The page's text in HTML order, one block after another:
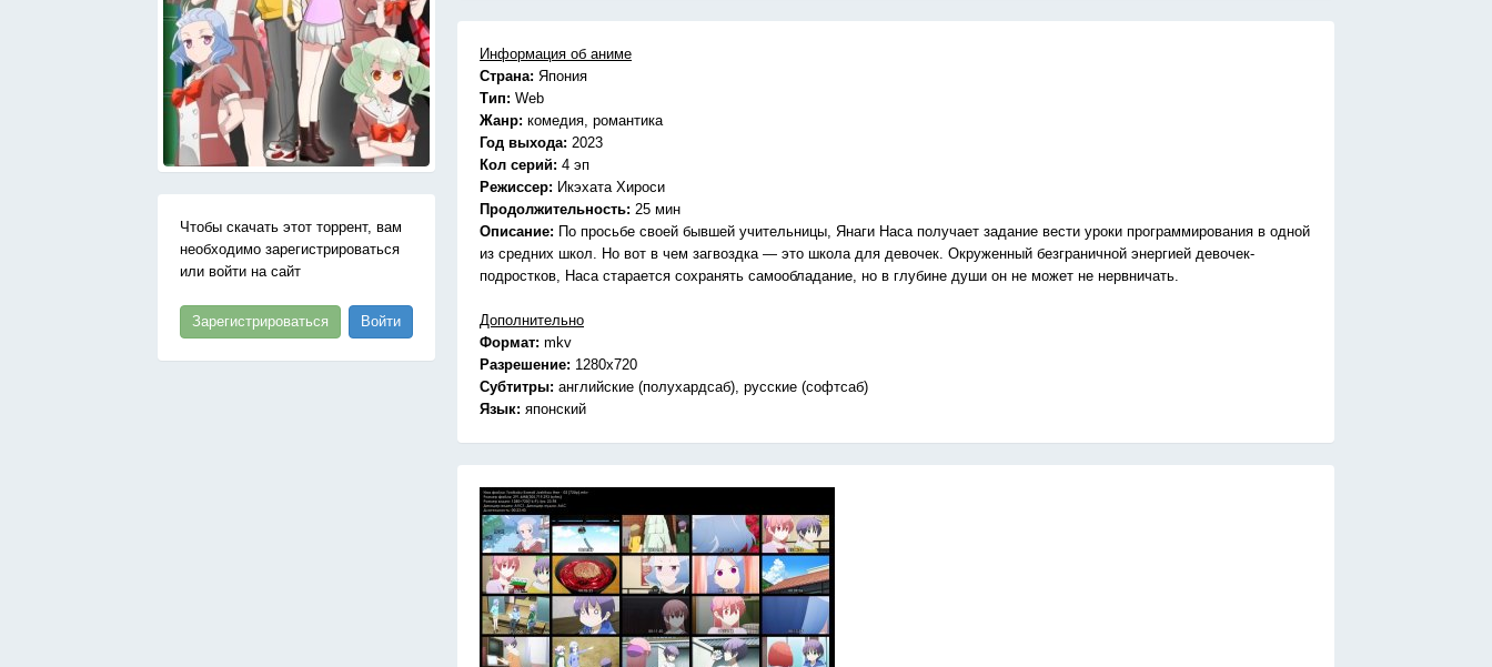
Чтобы скачать этот торрент, вам
необходимо зарегистрироваться
или войти на сайт
Зарегистрироваться Войти
Информация об аниме
Страна: Япония
Тип: Web
Жанр: комедия, романтика
Год выхода: 2023
Кол серий: 4 эп
Режиссер: Икэхата Хироси
Продолжительность: 25 мин
Описание: По просьбе своей бывшей учительницы, Янаги Наса получает задание вести уроки программирования в одной
из средних школ. Но вот в чем загвоздка — это школа для девочек. Окруженный безграничной энергией девочек-
подростков, Наса старается сохранять самообладание, но в глубине души он не может не нервничать.
Дополнительно
Формат: mkv
Разрешение: 1280x720
Субтитры: английские (полухардсаб), русские (софтсаб)
Язык: японский